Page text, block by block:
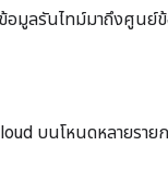
อมูลรันไทม์มาถึงศูนย์
บนโหนดหลายรา